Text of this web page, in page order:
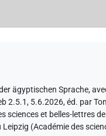
ägyptischen Sprache,
2.5.1, 5.6.2026, éd. par
sciences et belles-lettres de
(Académie des